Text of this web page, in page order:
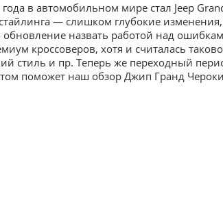
в автомобильном мире стал Jeep
— слишком глубокие
назвать работой над
кроссоверов, хотя и считалась
стиль и пр. Теперь же переходный
поможет наш обзор Джип Гранд Чероки